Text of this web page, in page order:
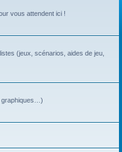
vous attendent ici !
(jeux, scénarios, aides de jeu,
graphiques…)